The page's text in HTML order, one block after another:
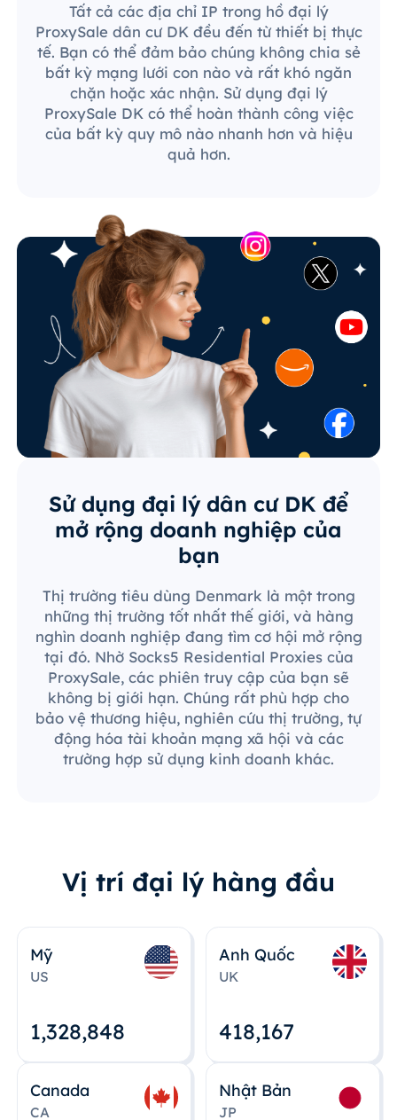
Tất cả các địa chỉ IP trong hồ đại lý
ProxySale dân cư DK đều đến từ thiết bị thực
tế. Bạn có thể đảm bảo chúng không chia sẻ
bất kỳ mạng lưới con nào và rất khó ngăn
chặn hoặc xác nhận. Sử dụng đại lý
ProxySale DK có thể hoàn thành công việc
của bất kỳ quy mô nào nhanh hơn và hiệu
quả hơn.
Sử dụng đại lý dân cư DK để
mở rộng doanh nghiệp của
bạn
Thị trường tiêu dùng Denmark là một trong
những thị trường tốt nhất thế giới, và hàng
nghìn doanh nghiệp đang tìm cơ hội mở rộng
tại đó. Nhờ Socks5 Residential Proxies của
ProxySale, các phiên truy cập của bạn sẽ
không bị giới hạn. Chúng rất phù hợp cho
bảo vệ thương hiệu, nghiên cứu thị trường, tự
động hóa tài khoản mạng xã hội và các
trường hợp sử dụng kinh doanh khác.
Vị trí đại lý hàng đầu
Mỹ
US
1,328,848
Anh Quốc
UK
418,167
Canada
CA
Nhật Bản
JP